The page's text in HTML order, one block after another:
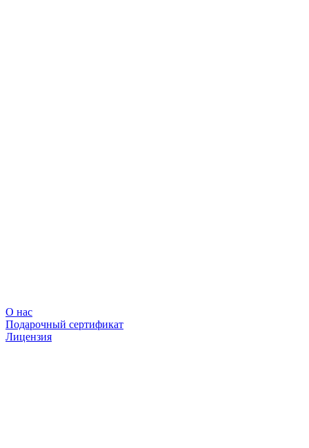
О нас
Подарочный сертификат
Лицензия